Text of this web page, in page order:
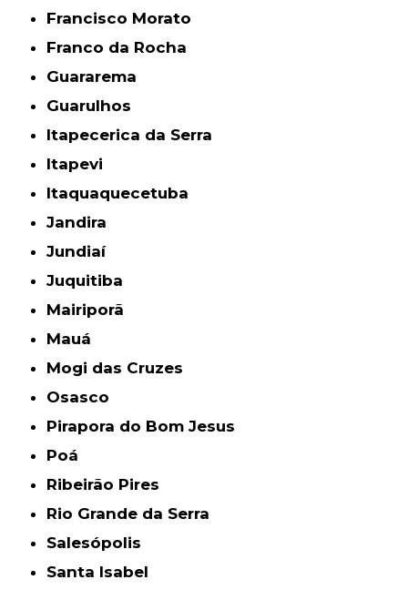
Francisco Morato
Franco da Rocha
Guararema
Guarulhos
Itapecerica da Serra
Itapevi
Itaquaquecetuba
Jandira
Jundiaí
Juquitiba
Mairiporã
Mauá
Mogi das Cruzes
Osasco
Pirapora do Bom Jesus
Poá
Ribeirão Pires
Rio Grande da Serra
Salesópolis
Santa Isabel